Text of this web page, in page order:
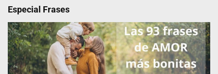
Especial Frases